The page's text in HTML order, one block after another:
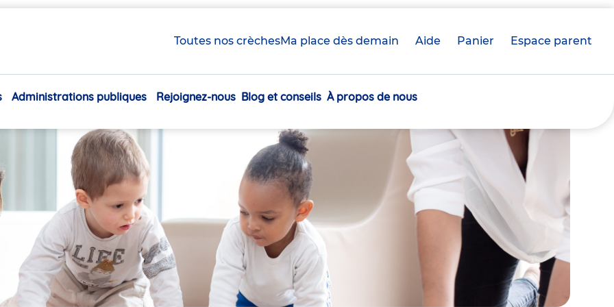
Toutes nos crèchesMa place dès demain Aide Panier crèche(s)
Espace parent
Navigation
Administrations publiques Rejoignez-nous Blog et conseils À propos de nous